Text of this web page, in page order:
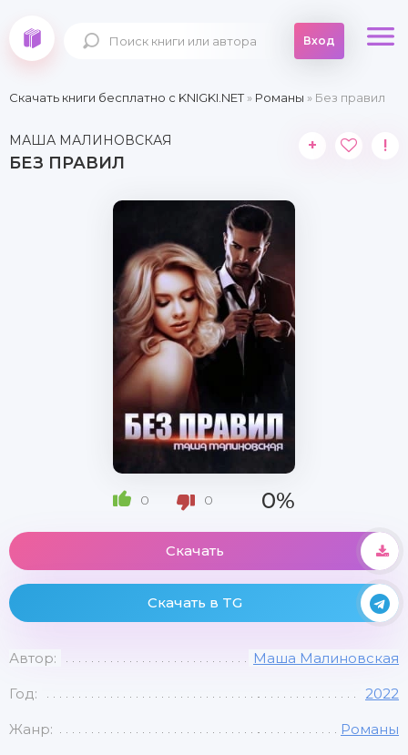
Вход
Скачать книги бесплатно c KNIGKI.NET» Романы » Без правил
МАША МАЛИНОВСКАЯ
БЕЗ ПРАВИЛ
+ !
0 0 0%
Скачать
Скачать в TG
Автор: Маша Малиновская
Год: 2022
Жанр: Романы